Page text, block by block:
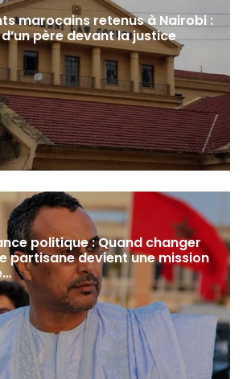
marocains retenus à Nairobi :
père devant la justice
politique : Quand changer
partisane devient une mission